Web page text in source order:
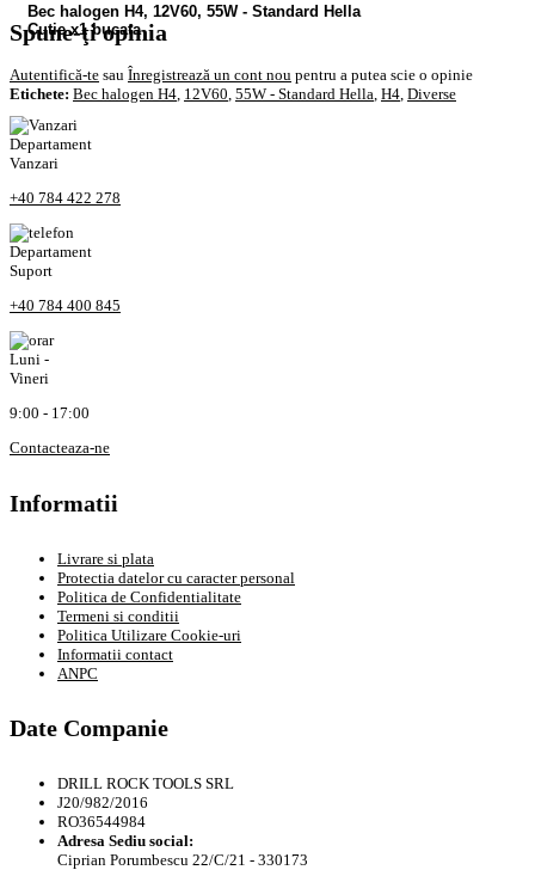
Bec halogen H4, 12V60, 55W - Standard Hella
Cutie x1 bucata
Spune-ţi opinia
Autentifică-te sau Înregistrează un cont nou pentru a putea scie o opinie
Etichete: Bec halogen H4, 12V60, 55W - Standard Hella, H4, Diverse
Departament
Vanzari
+40 784 422 278
Departament
Suport
+40 784 400 845
Luni -
Vineri
9:00 - 17:00
Contacteaza-ne
Informatii
Livrare si plata
Protectia datelor cu caracter personal
Politica de Confidentialitate
Termeni si conditii
Politica Utilizare Cookie-uri
Informatii contact
ANPC
Date Companie
DRILL ROCK TOOLS SRL
J20/982/2016
RO36544984
Adresa Sediu social:
Ciprian Porumbescu 22/C/21 - 330173